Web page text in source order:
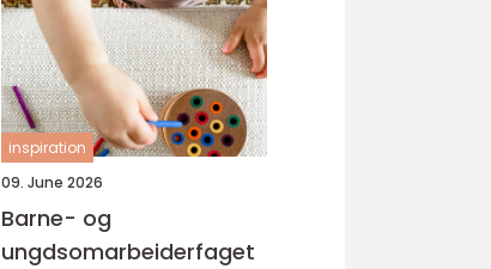
inspiration
09. June 2026
Barne- og
ungdsomarbeiderfaget